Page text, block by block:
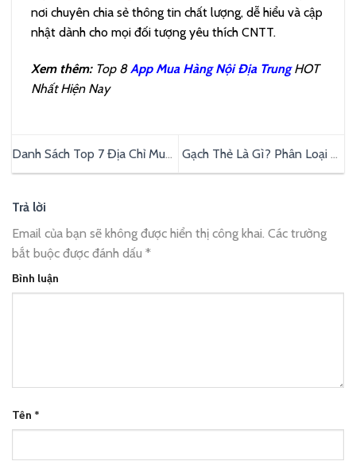
nơi chuyên chia sẻ thông tin chất lượng, dễ hiểu và cập
nhật dành cho mọi đối tượng yêu thích CNTT.
Xem thêm: Top 8App Mua Hàng Nội Địa Trung HOT
Nhất Hiện Nay
Danh Sách Top 7 Địa Chỉ Mua
Sofa Quận Tân Bình Uy Tín
Gạch Thẻ Là Gì? Phân Loại Và
Kinh Nghiệm Chọn Gạch Thẻ
Trả lời
Email của bạn sẽ không được hiển thị công khai. Các trường
bắt buộc được đánh dấu *
Bình luận
Tên *